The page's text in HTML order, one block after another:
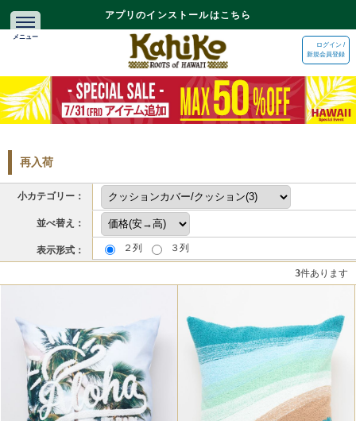
アプリのインストールはこちら
ログイン /
新規会員登録
再入荷
小カテゴリー：
並べ替え：
表示形式： ２列 ３列
3件あります